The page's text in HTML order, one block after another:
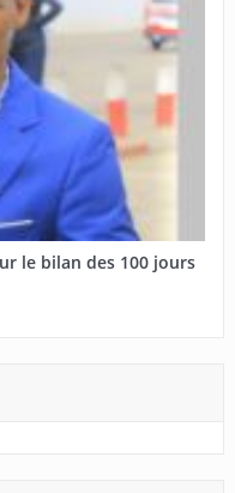
le bilan des 100 jours